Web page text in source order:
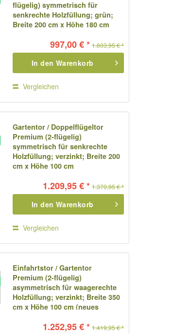
flügelig) symmetrisch für
senkrechte Holzfüllung; grün;
Breite 200 cm x Höhe 180 cm
997,00 € * 1.603,95 € *
In den Warenkorb
Vergleichen
Gartentor / Doppelflügeltor
Premium (2-flügelig)
symmetrisch für senkrechte
Holzfüllung; verzinkt; Breite 200
cm x Höhe 100 cm
1.209,95 € * 1.370,95 € *
In den Warenkorb
Vergleichen
Einfahrtstor / Gartentor
Premium (2-flügelig)
asymmetrisch für waagerechte
Holzfüllung; verzinkt; Breite 350
cm x Höhe 100 cm (neues
1.252,95 € * 1.419,95 € *